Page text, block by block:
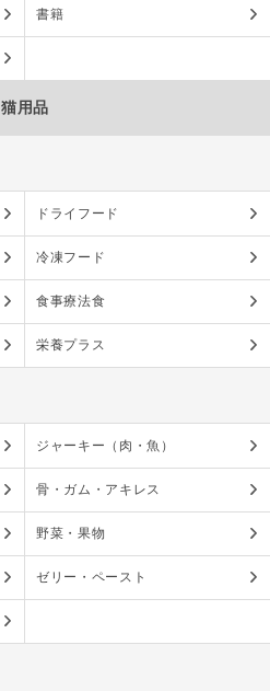
書籍
猫用品
ドライフード
冷凍フード
食事療法食
栄養プラス
ジャーキー（肉・魚）
骨・ガム・アキレス
野菜・果物
ゼリー・ペースト